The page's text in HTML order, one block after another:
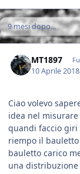
9 mesi dopo...
MT1897
10 Aprile 2018
Ciao volevo
idea nel
quandi faccio
riempo il
bauletto carico
una